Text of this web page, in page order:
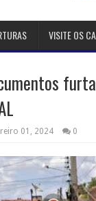
VISITE OS
01, 2024 0